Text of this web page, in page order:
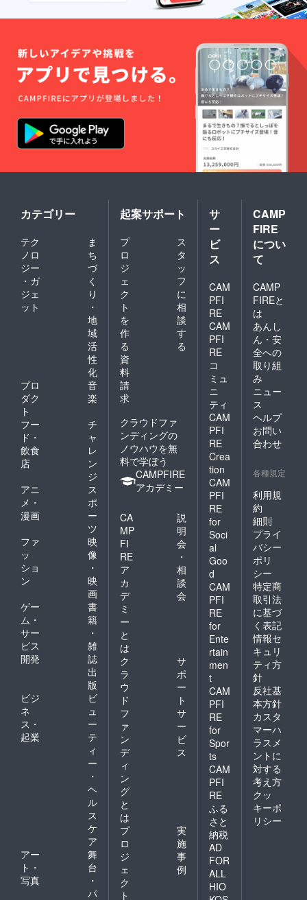
籍 芦
浦観音
（1冊）
※自費出
版、芦
浦観音
寺の歴
史や逸
話的も
のをま
とめた
カテゴリー
テク
ノロ
ジー
・ガ
ジェ
ット
ま
ち
づ
く
り
・
地
域
活
性
化
プロ
ダク
ト
音
楽
フー
ド・
飲食
店
チ
ャ
レ
ン
ジ
アニ
メ・
漫画
ス
ポ
ー
ツ
ファ
ッ
ショ
ン
映
像
・
映
画
ゲー
ム・
サー
ビス
開発
書
籍
・
雑
誌
出
版
ビジ
ネ
ス・
起業
ビ
ュ
ー
テ
ィ
ー
・
ヘ
ル
ス
ケ
ア
アー
ト・
写真
舞
台
・
パ
起案サポート
プ
ロ
ジ
ェ
ク
ト
を
作
る
ス
タ
ッ
フ
に
相
談
す
る
資
料
請
求
クラウドファ
ンディングの
ノウハウを無
料で学ぼう
CAMPFIRE
アカデミー
CA
MP
FI
RE
ア
カ
デ
ミ
ー
と
は
説
明
会
・
相
談
会
ク
ラ
ウ
ド
フ
ァ
ン
デ
ィ
ン
グ
と
は
サ
ポ
ー
ト
サ
ー
ビ
ス
プ
ロ
ジ
ェ
ク
ト
実
施
事
例
サ
ー
ビ
ス
CAM
PFI
RE
CAM
PFI
RE
コ
ミュ
ニ
ティ
CAM
PFI
RE
Crea
tion
CAM
PFI
RE
for
Soci
al
Goo
d
CAM
PFI
RE
for
Ente
rtain
men
t
CAM
PFI
RE
for
Spor
ts
CAM
PFI
RE
ふる
さと
納税
AD
FOR
ALL
HIO
CAMP
FIRE
につい
て
CAMP
FIREと
は
あんし
ん・安
全への
取り組
み
ニュー
ス
ヘルプ
お問い
合わせ
各種規定
利用規
約
細則
プライ
バシー
ポリ
シー
特定商
取引法
に基づ
く表記
情報セ
キュリ
ティ方
針
反社基
本方針
カスタ
マーハ
ラスメ
ントに
対する
考え方
クッ
キーポ
リシー